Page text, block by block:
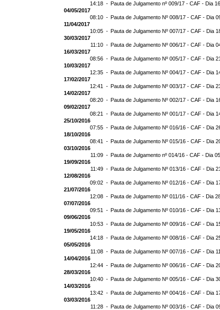
14:18 - Pauta de Julgamento nº 009/17 - CAF - Dia
04/05/2017
08:10 - Pauta de Julgamento Nº 008/17 - CAF - Dia
11/04/2017
10:05 - Pauta de Julgamento Nº 007/17 - CAF - Dia
30/03/2017
11:10 - Pauta de Julgamento Nº 006/17 - CAF - Dia
16/03/2017
08:56 - Pauta de Julgamento Nº 005/17 - CAF - Dia
10/03/2017
12:35 - Pauta de Julgamento Nº 004/17 - CAF - Dia
17/02/2017
12:41 - Pauta de Julgamento Nº 003/17 - CAF - Dia
14/02/2017
08:20 - Pauta de Julgamento Nº 002/17 - CAF - Dia
09/02/2017
08:21 - Pauta de Julgamento Nº 001/17 - CAF - Dia
25/10/2016
07:55 - Pauta de Julgamento Nº 016/16 - CAF - Dia
18/10/2016
08:41 - Pauta de Julgamento Nº 015/16 - CAF - Dia
03/10/2016
11:09 - Pauta de Julgamento nº 014/16 - CAF - Dia
19/09/2016
11:49 - Pauta de Julgamento Nº 013/16 - CAF - Dia
12/08/2016
09:02 - Pauta de Julgamento Nº 012/16 - CAF - Dia
21/07/2016
12:08 - Pauta de Julgamento Nº 011/16 - CAF - Dia
07/07/2016
09:51 - Pauta de Julgamento Nº 010/16 - CAF - Dia
09/06/2016
10:53 - Pauta de Julgamento Nº 009/16 - CAF - Dia
19/05/2016
14:18 - Pauta de Julgamento Nº 008/16 - CAF - Dia
05/05/2016
11:08 - Pauta de Julgamento Nº 007/16 - CAF - Dia
14/04/2016
12:44 - Pauta de Julgamento Nº 006/16 - CAF - Dia
28/03/2016
10:40 - Pauta de Julgamento Nº 005/16 - CAF - Dia
14/03/2016
13:42 - Pauta de Julgamento Nº 004/16 - CAF - Dia
03/03/2016
11:28 - Pauta de Julgamento Nº 003/16 - CAF - Dia